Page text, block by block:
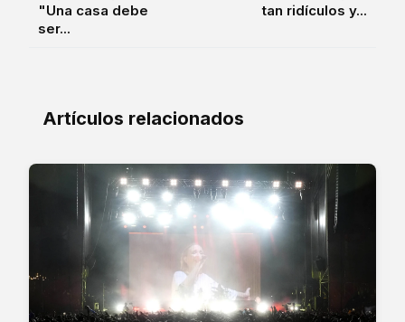
"Una casa debe
ser...
tan ridículos y...
Artículos relacionados